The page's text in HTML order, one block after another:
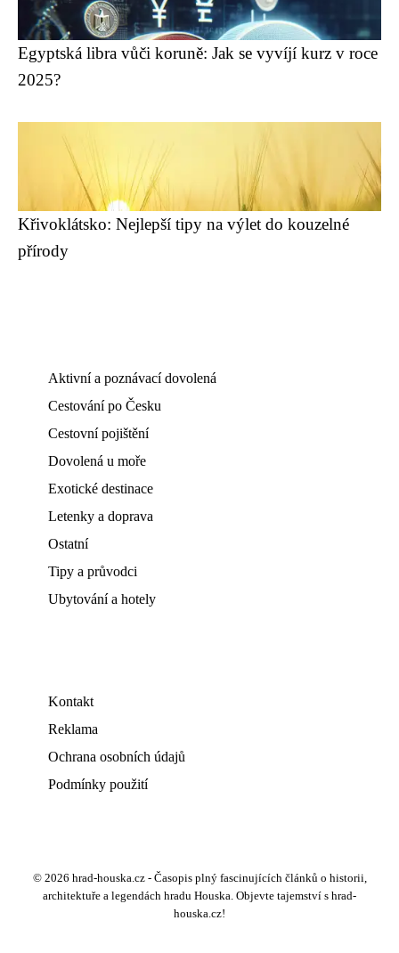
Egyptská libra vůči koruně: Jak se vyvíjí kurz v roce
2025?
Křivoklátsko: Nejlepší tipy na výlet do kouzelné
přírody
Aktivní a poznávací dovolená
Cestování po Česku
Cestovní pojištění
Dovolená u moře
Exotické destinace
Letenky a doprava
Ostatní
Tipy a průvodci
Ubytování a hotely
Kontakt
Reklama
Ochrana osobních údajů
Podmínky použití
© 2026 hrad-houska.cz - Časopis plný fascinujících článků o historii,
architektuře a legendách hradu Houska. Objevte tajemství s hrad-
houska.cz!